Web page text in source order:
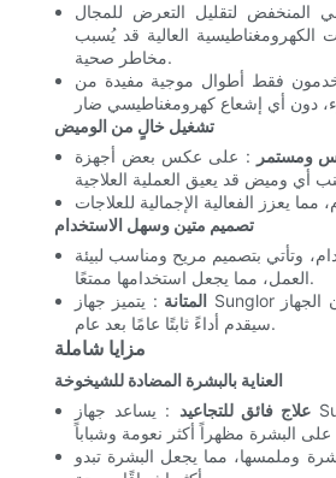
المنخفض لتقليل التعرض للمجال
العالية قد يُسبب
مخاطر صحية.
فقط أطوال موجية مفيدة من
تشغيل خالٍ من الوميض
ومستمر : على عكس بعض أجهزة LED ذات الجودة المنخفضة، يتميز جهاز Sunglor بتقنية خالية من الوميض، مما يوفر إضاءة
تصميم متين وسهل الاستخدام
وتأتي بتصميم مريح ومناسب لبيئة
العمل، مما يجعل استخدامها ممتعًا.
المتانة : يتميز جهاز Sunglor بتصميم متين يضمن عمرًا طويلًا وموثوقية عالية على مر الزمن. يمكن للمستخدمين الاطمئنان إلى أن الجهاز
سيقدم أداءً ثابتًا عامًا بعد عام.
مزايا شاملة
العناية بالبشرة المضادة للشيخوخة
علاج فائق للتجاعيد : يساعد جهاز Sunglor على تقليل ظهور الخطوط الدقيقة والتجاعيد عن طريق تحفيز إنتاج الكولاجين والإيلاستين.
وملمسها، مما يجعل البشرة تبدو